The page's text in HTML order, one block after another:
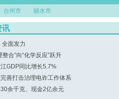
台州市 丽水市
讯
全面发力
整合”向“化学反应”跃升
GDP同比增长5.7%
善打击治理电诈工作体系
余千克、现金2亿余元